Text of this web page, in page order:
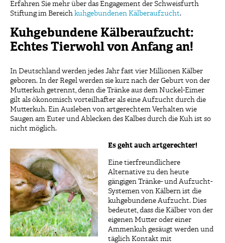
Erfahren Sie mehr über das Engagement der Schweisfurth
Stiftung im Bereich kuhgebundenen Kälberaufzucht.
Kuhgebundene Kälberaufzucht:
Echtes Tierwohl von Anfang an!
In Deutschland werden jedes Jahr fast vier Millionen Kälber
geboren. In der Regel werden sie kurz nach der Geburt von der
Mutterkuh getrennt, denn die Tränke aus dem Nuckel-Eimer
gilt als ökonomisch vorteilhafter als eine Aufzucht durch die
Mutterkuh. Ein Ausleben von artgerechtem Verhalten wie
Saugen am Euter und Ablecken des Kalbes durch die Kuh ist so
nicht möglich.
Esgehtauch artgerechter!
Eine tierfreundlichere
Alternative zu den heute
gängigen Tränke- und Aufzucht-
Systemen von Kälbern ist die
kuhgebundene Aufzucht. Dies
bedeutet, dass die Kälber von der
eigenen Mutter oder einer
Ammenkuh gesäugt werden und
täglich Kontakt mit